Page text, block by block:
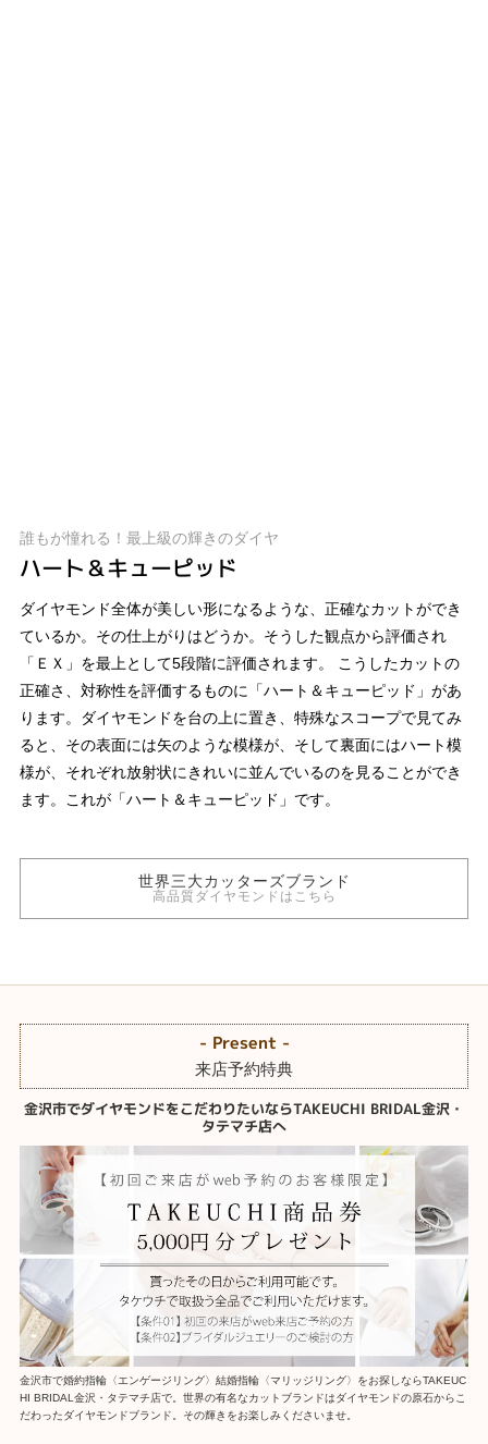
誰もが憧れる！最上級の輝きのダイヤ
ハート＆キューピッド
ダイヤモンド全体が美しい形になるような、正確なカットができ
ているか。その仕上がりはどうか。そうした観点から評価され
「ＥＸ」を最上として5段階に評価されます。 こうしたカットの
正確さ、対称性を評価するものに「ハート＆キューピッド」があ
ります。ダイヤモンドを台の上に置き、特殊なスコープで見てみ
ると、その表面には矢のような模様が、そして裏面にはハート模
様が、それぞれ放射状にきれいに並んでいるのを見ることができ
ます。これが「ハート＆キューピッド」です。
世界三大カッターズブランド
高品質ダイヤモンドはこちら
- Present -
来店予約特典
金沢市でダイヤモンドをこだわりたいならTAKEUCHI BRIDAL金沢・
タテマチ店へ
金沢市で婚約指輪〈エンゲージリング〉結婚指輪〈マリッジリング〉をお探しならTAKEUC
HI BRIDAL金沢・タテマチ店で。世界の有名なカットブランドはダイヤモンドの原石からこ
だわったダイヤモンドブランド。その輝きをお楽しみくださいませ。